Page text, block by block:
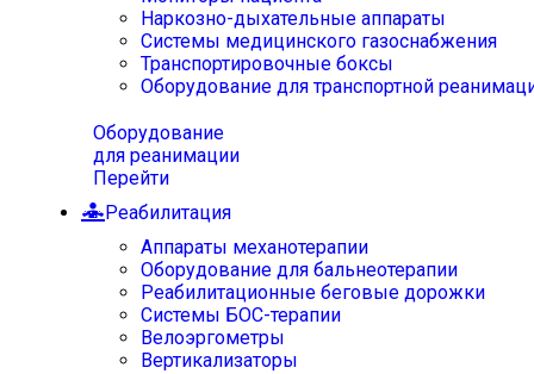
Наркозно-дыхательные аппараты
Системы медицинского газоснабжения
Транспортировочные боксы
Оборудование для транспортной
Оборудование
для реанимации
Перейти
Реабилитация
Аппараты механотерапии
Оборудование для бальнеотерапии
Реабилитационные беговые дорожки
Системы БОС-терапии
Велоэргометры
Вертикализаторы